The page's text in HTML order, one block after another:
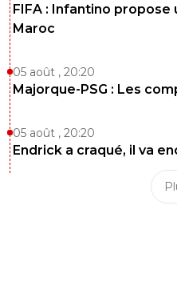
FIFA : Infantino
Maroc
05 août , 20:20
Majorque-PSG : Les
05 août , 20:20
Endrick a craqué, il va